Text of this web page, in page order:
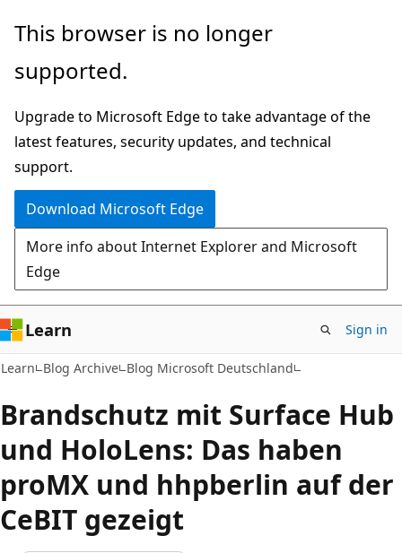
Skip
main
Skip
Ask
chat
experience
This browser is no longer
supported.
Upgrade to Microsoft Edge to take advantage of the
latest features, security updates, and technical
support.
Download Microsoft Edge
More info about Internet Explorer and Microsoft
Edge
Learn Sign in
Learn Blog Archive Blog Microsoft Deutschland
Brandschutz mit Surface Hub
und HoloLens: Das haben
proMX und hhpberlin auf der
CeBIT gezeigt